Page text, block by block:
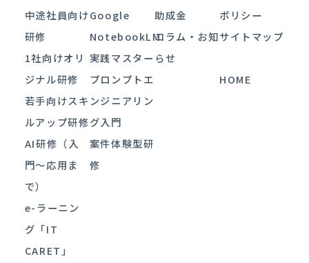
中途社員向け
研修
1社向けオリ
ジナル研修
若手向けスキ
ルアップ研修
AI研修（入
門〜応用ま
で）
e-ラーニン
グ「IT
CARET」
Google
NotebookLM
実践マスター
プロンプトエ
ンジニアリン
グ入門
案件体験型研
修
助成金
コラム・お知
らせ
ポリシー
サイトマップ
HOME